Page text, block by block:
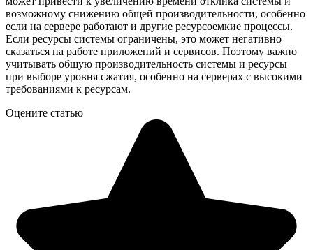
возможному снижению общей производительности, особенно
если на сервере работают и другие ресурсоемкие процессы.
Если ресурсы системы ограничены, это может негативно
сказаться на работе приложений и сервисов. Поэтому важно
учитывать общую производительность системы и ресурсы
при выборе уровня сжатия, особенно на серверах с высокими
требованиями к ресурсам.
Оцените статью